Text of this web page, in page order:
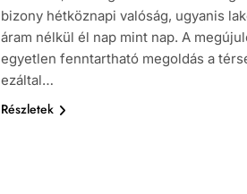
bizony hétköznapi valóság, ugyanis
áram nélkül él nap mint nap. A
egyetlen fenntartható megoldás a
ezáltal…
Részletek